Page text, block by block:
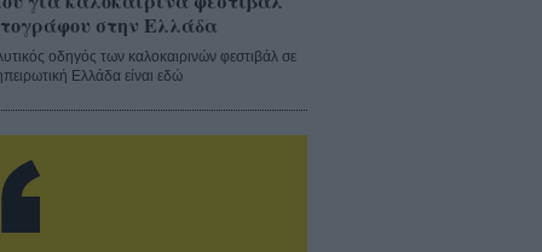
στην Ελλάδα
οδηγός των καλοκαιρινών φεστιβάλ σε
Ελλάδα είναι εδώ